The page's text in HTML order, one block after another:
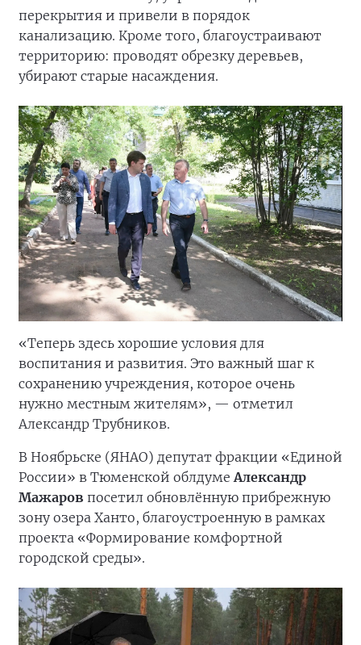
перекрытия и привели в порядок
канализацию. Кроме того, благоустраивают
территорию: проводят обрезку деревьев,
убирают старые насаждения.
«Теперь здесь хорошие условия для
воспитания и развития. Это важный шаг к
сохранению учреждения, которое очень
нужно местным жителям», — отметил
Александр Трубников.
В Ноябрьске (ЯНАО) депутат фракции «Единой
России» в Тюменской облдумеАлександр
Мажаров посетил обновлённую прибрежную
зону озера Ханто, благоустроенную в рамках
проекта «Формирование комфортной
городской среды».